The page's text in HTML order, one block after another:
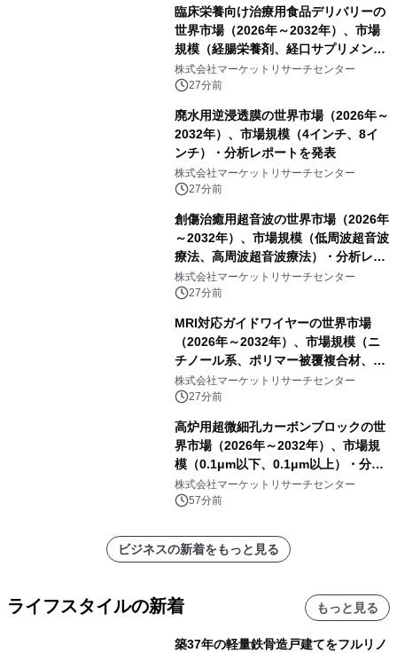
臨床栄養向け治療用食品デリバリーの
世界市場（2026年～2032年）、市場
規模（経腸栄養剤、経口サプリメン
ト）・分析レポートを発表
株式会社マーケットリサーチセンター
27分前
廃水用逆浸透膜の世界市場（2026年～
2032年）、市場規模（4インチ、8イ
ンチ）・分析レポートを発表
株式会社マーケットリサーチセンター
27分前
創傷治癒用超音波の世界市場（2026年
～2032年）、市場規模（低周波超音波
療法、高周波超音波療法）・分析レポ
ートを発表
株式会社マーケットリサーチセンター
27分前
MRI対応ガイドワイヤーの世界市場
（2026年～2032年）、市場規模（ニ
チノール系、ポリマー被覆複合材、そ
の他）・分析レポートを発表
株式会社マーケットリサーチセンター
27分前
高炉用超微細孔カーボンブロックの世
界市場（2026年～2032年）、市場規
模（0.1μm以下、0.1μm以上）・分析
レポートを発表
株式会社マーケットリサーチセンター
57分前
ビジネスの新着をもっと見る
ライフスタイルの新着 もっと見る
築37年の軽量鉄骨造戸建てをフルリノ